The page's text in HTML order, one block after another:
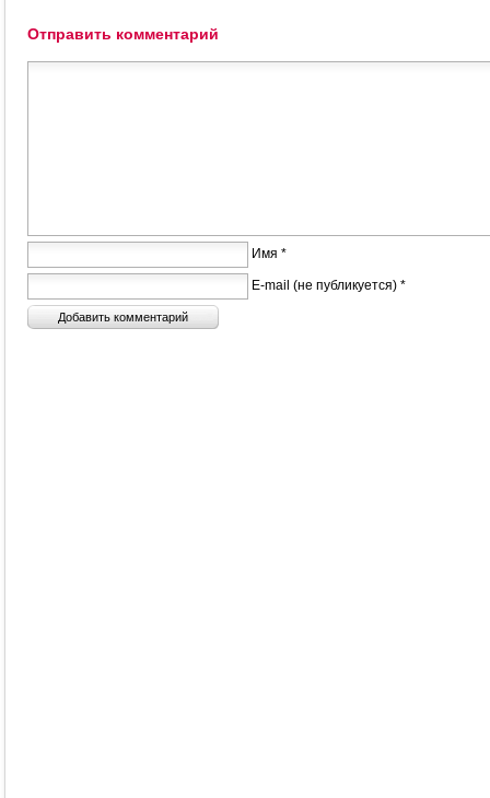
Отправить комментарий
Имя *
E-mail (не публикуется) *